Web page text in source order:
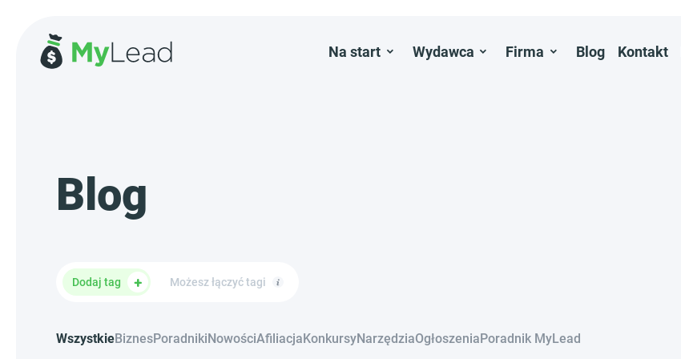
Na start Wydawca Firma Blog Kontakt
Blog
Dodaj tag Możesz łączyć tagi
WszystkieBiznesPoradnikiNowościAfiliacjaKonkursyNarzędziaOgłoszeniaPoradnik MyLead